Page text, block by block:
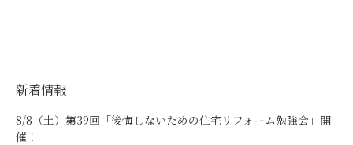
新着情報
8/8（土）第39回「後悔しないための住宅リフォーム勉強会」開
催！